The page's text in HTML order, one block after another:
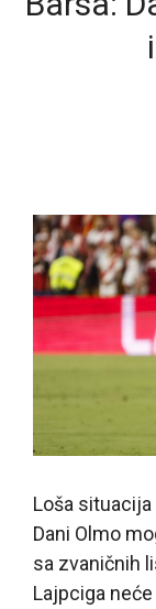
Loša
Dani Olmo
sa zvaničnih
Lajpciga